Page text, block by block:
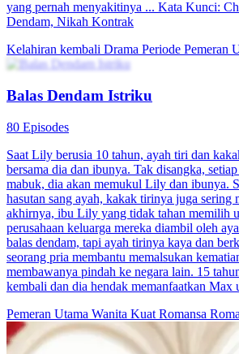
Balas Dendam Sempurna
100 Episodes
Citra Wiltra yang akan segera mati,
kencan buta untuk balas dendam pada
terpikat akan penampilan palsu Citra yang